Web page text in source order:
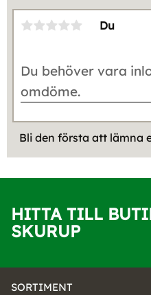
Du
Bli den första att lämna
HITTA TILL
SKURUP
SORTIMENT